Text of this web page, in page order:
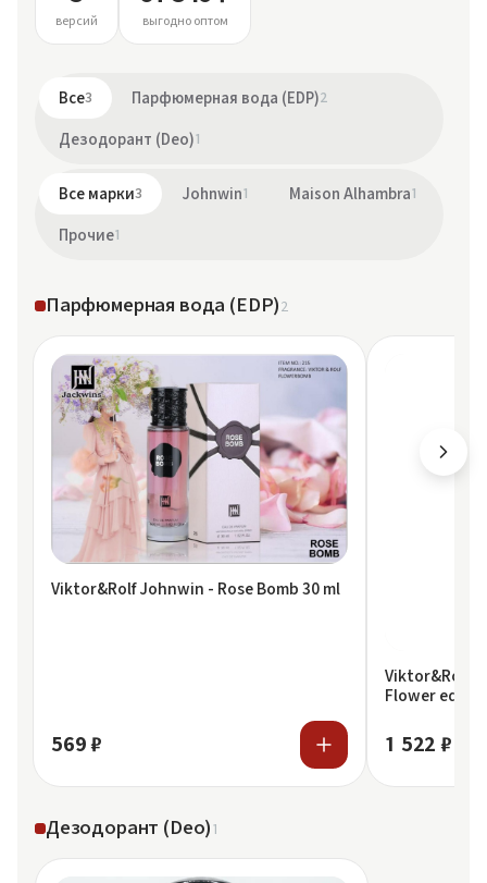
версий выгодно оптом
Все3 Парфюмерная вода (EDP)2
Дезодорант (Deo)1
Все марки3 Johnwin1 Maison Alhambra1
Прочие1
Парфюмерная вода (EDP)2
Viktor&Rolf Johnwin - Rose Bomb 30 ml
569 ₽
Viktor&Rolf
Flower edP
1 522 ₽
Дезодорант (Deo)1